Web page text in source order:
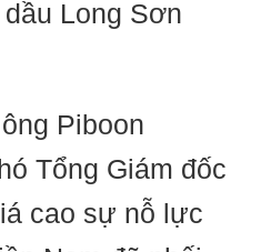
Long Sơn
Piboon
Tổng Giám đốc
cao sự nỗ lực